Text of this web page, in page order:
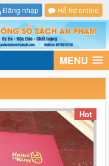
Đăng nhập Hỗ trợ online
MENU
Hot